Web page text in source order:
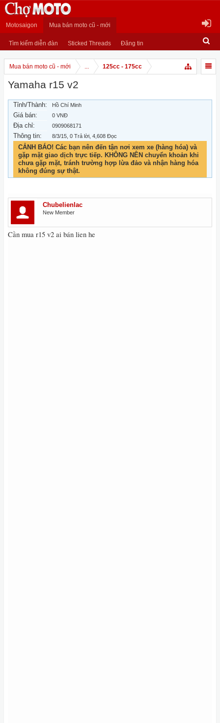
Motosaigon Mua bán moto cũ - mới
Tìm kiếm diễn đàn Sticked Threads Đăng tin
Mua bán moto cũ - mới ... 125cc - 175cc
Yamaha r15 v2
Tỉnh/Thành: Hồ Chí Minh
Giá bán: 0 VNĐ
Địa chỉ: 0909068171
Thông tin: 8/3/15 , 0 Trả lời, 4,608 Đọc
CẢNH BÁO! Các bạn nên đến tận nơi xem xe (hàng hóa) và
gặp mặt giao dịch trực tiếp. KHÔNG NÊN chuyển khoản khi
chưa gặp mặt, tránh trường hợp lừa đảo và nhận hàng hóa
không đúng sự thật.
Chubelienlac
New Member
Cần mua r15 v2 ai bán lien he